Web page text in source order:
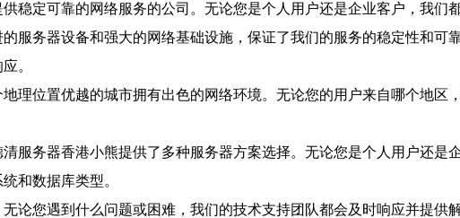
稳定可靠的网络服务的公司。无论您是个人用户还是企业客户，我们
服务器设备和强大的网络基础设施，保证了我们的服务的稳定性和
。
理位置优越的城市拥有出色的网络环境。无论您的用户来自哪个地
服务器香港小熊提供了多种服务器方案选择。无论您是个人用户还
和数据库类型。
论您遇到什么问题或困难，我们的技术支持团队都会及时响应并提